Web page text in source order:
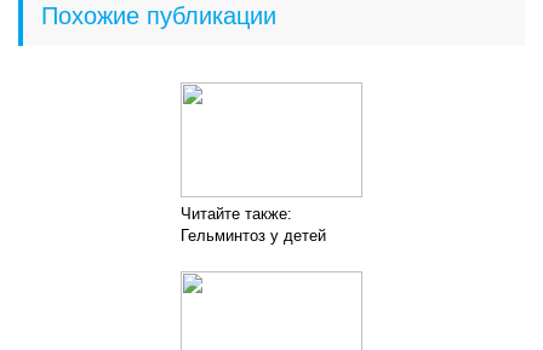
Похожие публикации
Читайте также:
Гельминтоз у детей